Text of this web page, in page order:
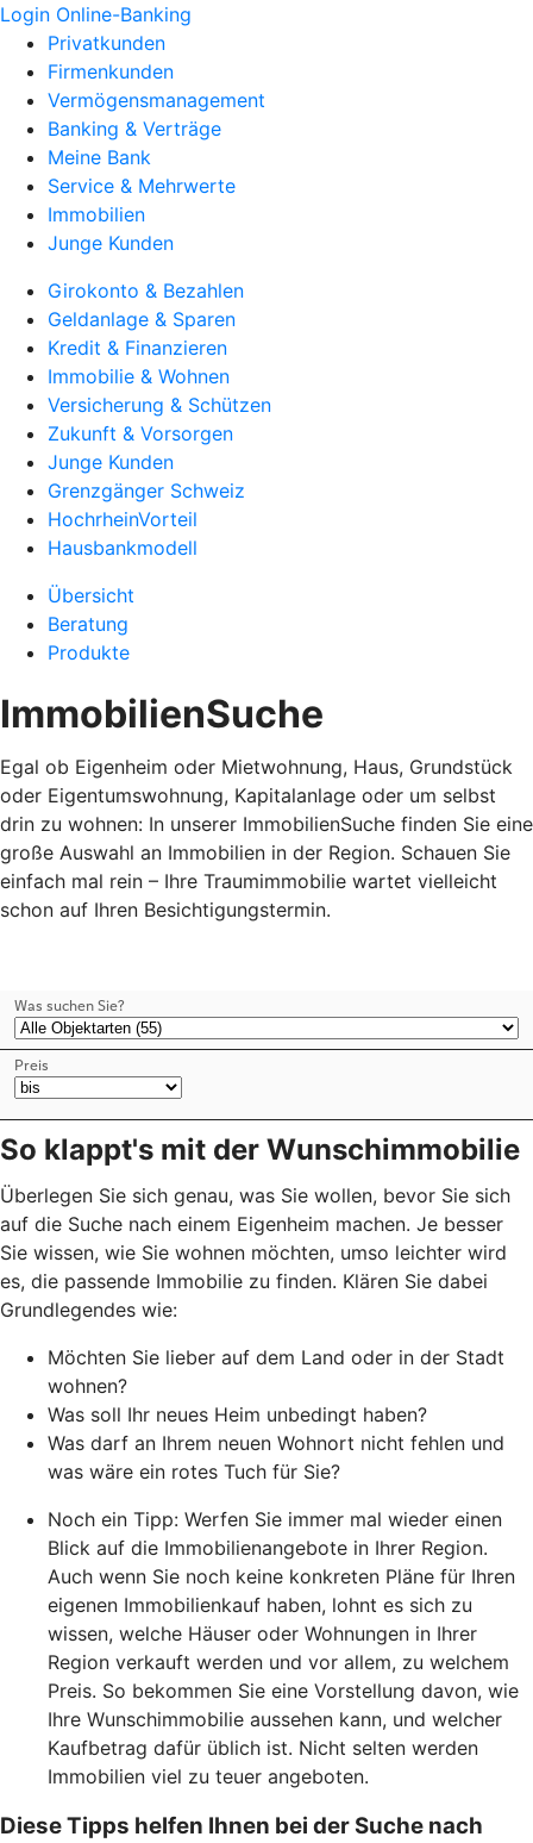
Login Online-Banking
Privatkunden
Firmenkunden
Vermögensmanagement
Banking & Verträge
Meine Bank
Service & Mehrwerte
Immobilien
Junge Kunden
Girokonto & Bezahlen
Geldanlage & Sparen
Kredit & Finanzieren
Immobilie & Wohnen
Versicherung & Schützen
Zukunft & Vorsorgen
Junge Kunden
Grenzgänger Schweiz
HochrheinVorteil
Hausbankmodell
Übersicht
Beratung
Produkte
ImmobilienSuche
Egal ob Eigenheim oder Mietwohnung, Haus, Grundstück
oder Eigentumswohnung, Kapitalanlage oder um selbst
drin zu wohnen: In unserer ImmobilienSuche finden Sie eine
große Auswahl an Immobilien in der Region. Schauen Sie
einfach mal rein – Ihre Traumimmobilie wartet vielleicht
schon auf Ihren Besichtigungstermin.
So klappt's mit der Wunschimmobilie
Überlegen Sie sich genau, was Sie wollen, bevor Sie sich
auf die Suche nach einem Eigenheim machen. Je besser
Sie wissen, wie Sie wohnen möchten, umso leichter wird
es, die passende Immobilie zu finden. Klären Sie dabei
Grundlegendes wie:
Möchten Sie lieber auf dem Land oder in der Stadt
wohnen?
Was soll Ihr neues Heim unbedingt haben?
Was darf an Ihrem neuen Wohnort nicht fehlen und
was wäre ein rotes Tuch für Sie?
Noch ein Tipp: Werfen Sie immer mal wieder einen
Blick auf die Immobilienangebote in Ihrer Region.
Auch wenn Sie noch keine konkreten Pläne für Ihren
eigenen Immobilienkauf haben, lohnt es sich zu
wissen, welche Häuser oder Wohnungen in Ihrer
Region verkauft werden und vor allem, zu welchem
Preis. So bekommen Sie eine Vorstellung davon, wie
Ihre Wunschimmobilie aussehen kann, und welcher
Kaufbetrag dafür üblich ist. Nicht selten werden
Immobilien viel zu teuer angeboten.
Diese Tipps helfen Ihnen bei der Suche nach